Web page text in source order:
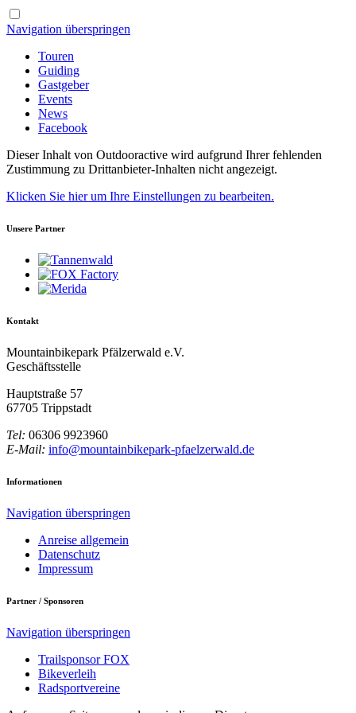
Navigation überspringen
Touren
Guiding
Gastgeber
Events
News
Facebook
Dieser Inhalt von Outdooractive wird aufgrund Ihrer fehlenden
Zustimmung zu Drittanbieter-Inhalten nicht angezeigt.
Klicken Sie hier um Ihre Einstellungen zu bearbeiten.
Unsere Partner
Kontakt
Mountainbikepark Pfälzerwald e.V.
Geschäftsstelle
Hauptstraße 57
67705 Trippstadt
Tel: 06306 9923960
E-Mail: info@mountainbikepark-pfaelzerwald.de
Informationen
Navigation überspringen
Anreise allgemein
Datenschutz
Impressum
Partner / Sponsoren
Navigation überspringen
Trailsponsor FOX
Bikeverleih
Radsportvereine